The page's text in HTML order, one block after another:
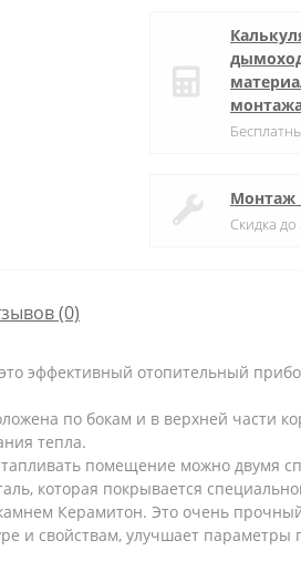
Монтаж
Скидка до
(0)
эффективный отопительный
по бокам и в верхней части
тепла.
помещение можно двумя
которая покрывается
Керамитон. Это очень
и свойствам, улучшает параметры